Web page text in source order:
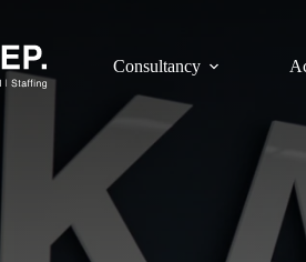
Consultancy